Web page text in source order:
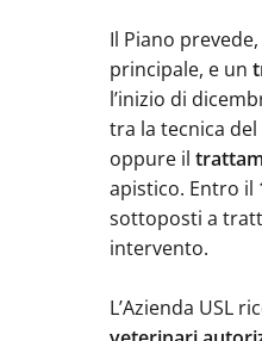
Il Piano
principale, e un
l’inizio di
tra la tecnica del
oppure il
apistico. Entro il
sottoposti a
intervento.
L’Azienda USL